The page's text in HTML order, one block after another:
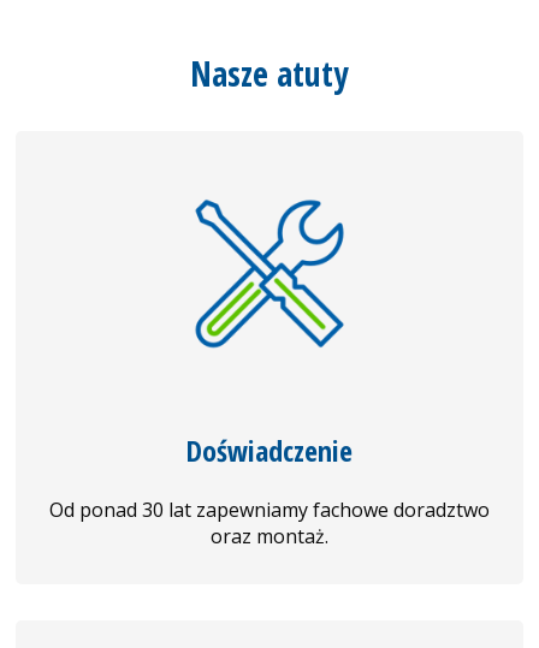
Nasze atuty
Doświadczenie
Od ponad 30 lat zapewniamy fachowe doradztwo
oraz montaż.